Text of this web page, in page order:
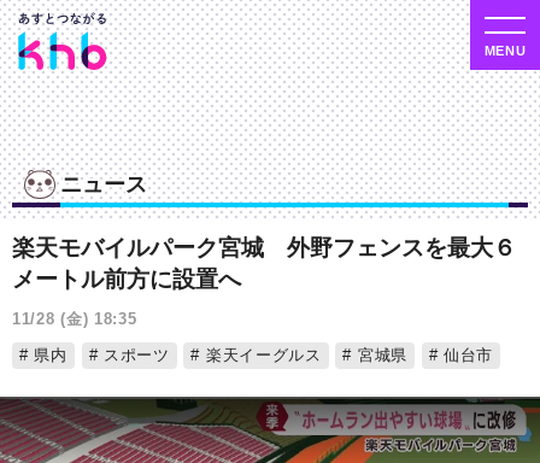
ニュース
楽天モバイルパーク宮城 外野フェンスを最大６
メートル前方に設置へ
11/28 (金) 18:35
県内
スポーツ 楽天イーグルス 宮城県 仙台市